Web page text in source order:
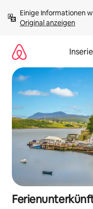
Inhalten
springenOriginal anzeigen